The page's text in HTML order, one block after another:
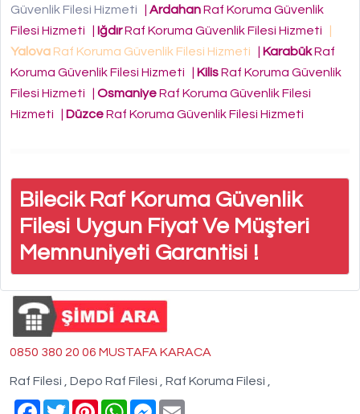
Güvenlik Filesi Hizmeti
ArdahanRaf Koruma Güvenlik
Filesi Hizmeti
IğdırRaf Koruma Güvenlik Filesi Hizmeti
Yalova Raf Koruma Güvenlik Filesi Hizmeti KarabükRaf
Koruma Güvenlik Filesi Hizmeti
KilisRaf Koruma Güvenlik
Filesi Hizmeti
OsmaniyeRaf Koruma Güvenlik Filesi
Hizmeti
DüzceRaf Koruma Güvenlik Filesi Hizmeti
Bilecik Raf Koruma Güvenlik
Filesi Uygun Fiyat Ve Müşteri
Memnuniyeti Garantisi !
0850 380 20 06 MUSTAFA KARACA
Raf Filesi , Depo Raf Filesi , Raf Koruma Filesi ,
Facebook
TwitterPinterestWhatsAppMessenger